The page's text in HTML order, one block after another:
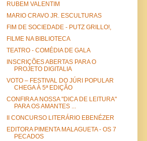
RUBEM VALENTIM
MARIO CRAVO JR. ESCULTURAS
FIM DE SOCIEDADE - PUTZ GRILLO!,
FILME NA BIBLIOTECA
TEATRO - COMÉDIA DE GALA
INSCRIÇÕES ABERTAS PARA O
PROJETO DIGITALIA
VOTO – FESTIVAL DO JÚRI POPULAR
CHEGA À 5ª EDIÇÃO
CONFIRA A NOSSA "DICA DE LEITURA"
PARA OS AMANTES ...
II CONCURSO LITERÁRIO EBENÉZER
EDITORA PIMENTA MALAGUETA - OS 7
PECADOS